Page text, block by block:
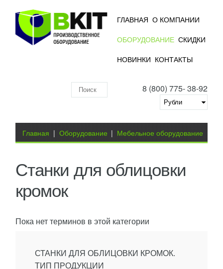
ГЛАВНАЯ О КОМПАНИИ
ОБОРУДОВАНИЕ СКИДКИ
НОВИНКИ КОНТАКТЫ
8 (800) 775- 38-92
складу
Вы здесь
Главная | Оборудование | Мебельное оборудование
Станки для облицовки
кромок
Пока нет терминов в этой категории
СТАНКИ ДЛЯ ОБЛИЦОВКИ КРОМОК.
ТИП ПРОДУКЦИИ